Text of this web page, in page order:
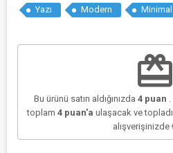
Yazı
Modern Minimal
redeem
Bu ürünü satın aldığınızda 4 puan
toplam 4puan'a ulaşacak ve
alışverişinizde